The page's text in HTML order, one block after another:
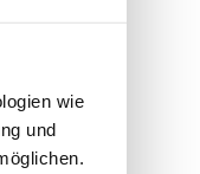
wie
und